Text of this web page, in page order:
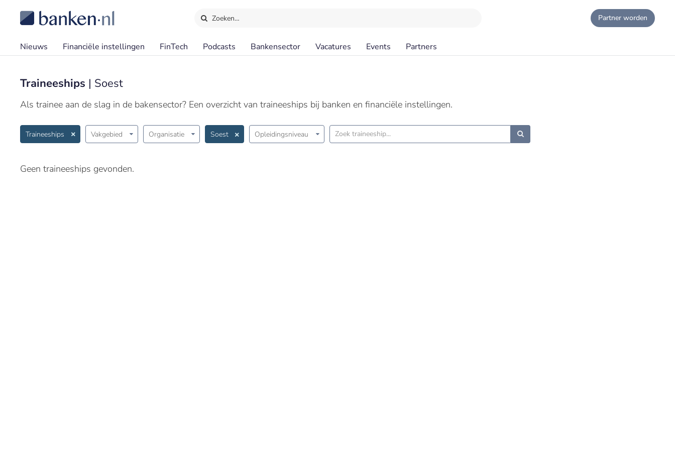
Zoeken… Partner worden
Nieuws Financiële instellingen FinTech Podcasts Bankensector Vacatures Events Partners
Traineeships | Soest
Als trainee aan de slag in de bakensector? Een overzicht van traineeships bij banken en financiële instellingen.
Traineeships Vakgebied Organisatie Soest Opleidingsniveau
Geen traineeships gevonden.